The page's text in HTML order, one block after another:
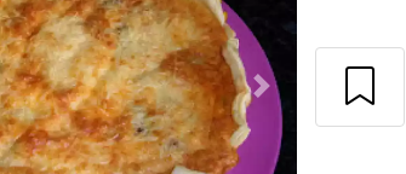
Siguiente